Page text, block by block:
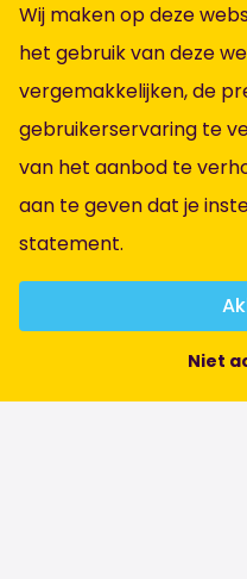
Facebook
Instagram
LinkedIn
Informatie
Alle vacatures
Vacatures per vakgebied
Over ons
Contact
Algemene voorwaarden
Privacybeleid
Wij maken op deze
het gebruik van deze
vergemakkelijken, de
gebruikerservaring te
van het aanbod te
aan te geven dat je
statement.
Niet